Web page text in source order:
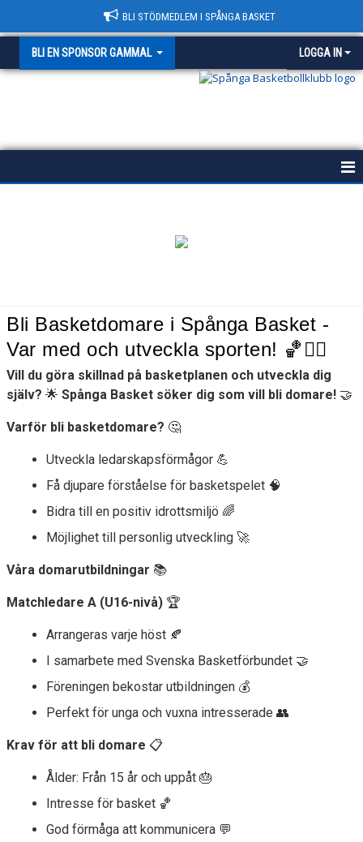
BLI STÖDMEDLEM I SPÅNGA BASKET
BLI EN SPONSOR GAMMAL LOGGA IN
BLI EN FUNKTIONÄR
SKAFFA SPÅNGAKORTET
Bli Basketdomare i Spånga Basket -
Var med och utveckla sporten! 🏀👨‍⚖
Vill du göra skillnad på basketplanen och utveckla dig
själv? 🌟 Spånga Basket söker dig som vill bli domare! 🤝
Varför bli basketdomare? 🤔
Utveckla ledarskapsförmågor 💪
Få djupare förståelse för basketspelet 🧠
Bidra till en positiv idrottsmiljö 🌈
Möjlighet till personlig utveckling 🚀
Våra domarutbildningar 📚
Matchledare A (U16-nivå) 🏆
Arrangeras varje höst 🍂
I samarbete med Svenska Basketförbundet 🤝
Föreningen bekostar utbildningen 💰
Perfekt för unga och vuxna intresserade 👥
Krav för att bli domare 📋
Ålder: Från 15 år och uppåt 🎂
Intresse för basket 🏀
God förmåga att kommunicera 💬